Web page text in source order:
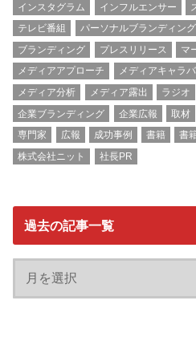
インスタグラム
インフルエンサー
テレビ番組
パーソナルブランディング
ブランディング
プレスリリース マ
メディアアプローチ
メディアキャラ
メディア分析
メディア露出 ラジオ
企業ブランディング
企業広報 取材
専門家
広報 成功事例 書籍 書
株式会社ニット
社長PR
過去の記事一覧